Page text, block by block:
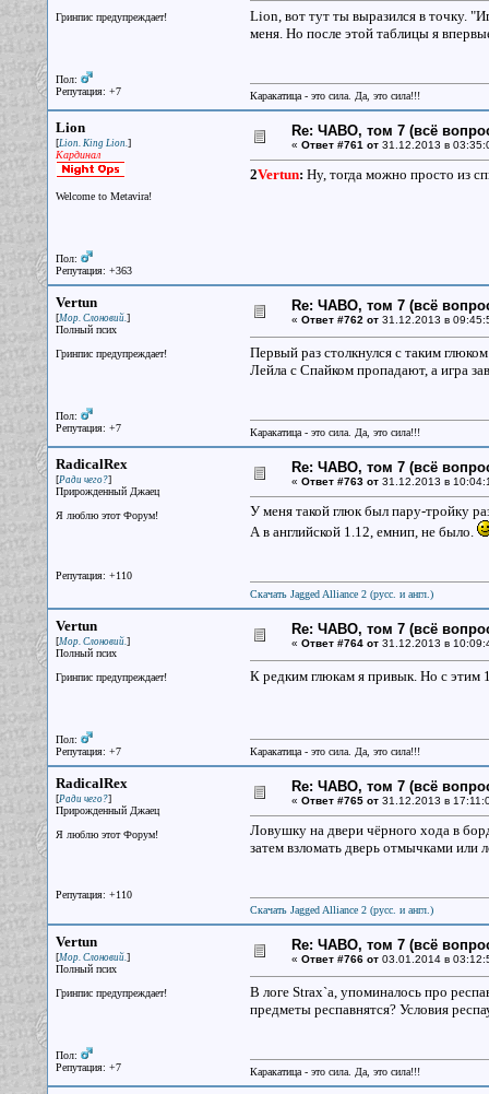
Гринпис предупреждает!
Пол:
Репутация: +7
Lion, вот тут ты выразился в точку.
меня. Но после этой таблицы я
Каракатица - это сила. Да, это сила!!!
Lion
[Lion. King Lion.]
Кардинал
Welcome to Metavira!
Пол:
Репутация: +363
Re: ЧАВО, том 7 (всё
« Ответ #761 от31.12.2013 в
2Vertun: Ну, тогда можно просто из
Vertun
[Мор. Слоновий.]
Полный псих
Гринпис предупреждает!
Пол:
Репутация: +7
Re: ЧАВО, том 7 (всё
« Ответ #762 от31.12.2013 в
Первый раз столкнулся с таким
Лейла с Спайком пропадают, а игра
Каракатица - это сила. Да, это сила!!!
RadicalRex
[Ради чего?]
Прирожденный Джаец
Я люблю этот Форум!
Репутация: +110
Re: ЧАВО, том 7 (всё
« Ответ #763 от31.12.2013 в
У меня такой глюк был пару-тройку
А в английской 1.12, емнип, не было.
Скачать Jagged Alliance 2 (русс. и англ.)
Vertun
[Мор. Слоновий.]
Полный псих
Гринпис предупреждает!
Пол:
Репутация: +7
Re: ЧАВО, том 7 (всё
« Ответ #764 от31.12.2013 в
К редким глюкам я привык. Но с этим
Каракатица - это сила. Да, это сила!!!
RadicalRex
[Ради чего?]
Прирожденный Джаец
Я люблю этот Форум!
Репутация: +110
Re: ЧАВО, том 7 (всё
« Ответ #765 от31.12.2013 в
Ловушку на двери чёрного хода в
затем взломать дверь отмычками или
Скачать Jagged Alliance 2 (русс. и англ.)
Vertun
[Мор. Слоновий.]
Полный псих
Гринпис предупреждает!
Пол:
Репутация: +7
Re: ЧАВО, том 7 (всё
« Ответ #766 от03.01.2014 в
В логе Strax`a, упоминалось про
предметы респавнятся? Условия
Каракатица - это сила. Да, это сила!!!